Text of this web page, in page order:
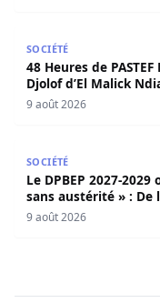
SOCIÉTÉ
48 Heures de
Djolof d’El Malick
apothéose
9 août 2026
SOCIÉTÉ
Le DPBEP 2027-
sans austérité » : De
budgétaire, une
9 août 2026